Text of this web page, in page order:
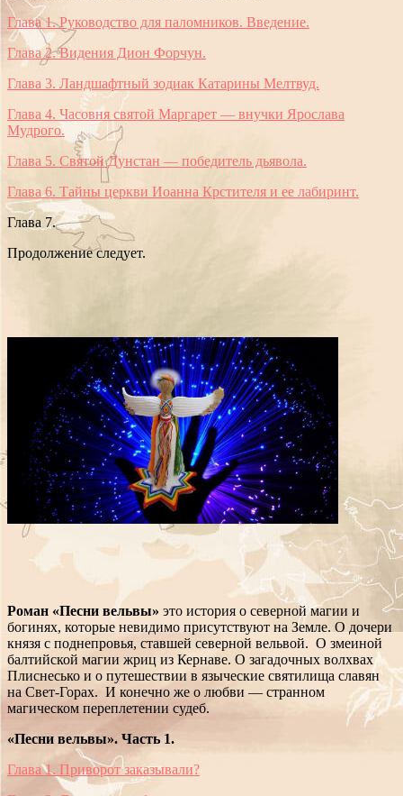
Глава 1. Руководство для паломников. Введение.
Глава 2. Видения Дион Форчун.
Глава 3. Ландшафтный зодиак Катарины Мелтвуд.
Глава 4. Часовня святой Маргарет — внучки Ярослава
Мудрого.
Глава 5. Святой Дунстан — победитель дьявола.
Глава 6. Тайны церкви Иоанна Крстителя и ее лабиринт.
Глава 7.
Продолжение следует.
Роман «Песни вельвы» это история о северной магии и
богинях, которые невидимо присутствуют на Земле. О дочери
князя с поднепровья, ставшей северной вельвой. О змеиной
балтийской магии жриц из Кернаве. О загадочных волхвах
Плиснесько и о путешествии в языческие святилища славян
на Свет-Горах. И конечно же о любви — странном
магическом переплетении судеб.
«Песни вельвы». Часть 1.
Глава 1. Приворот заказывали?